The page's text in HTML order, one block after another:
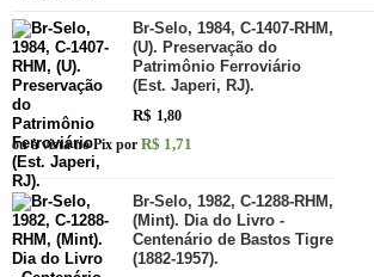
Br-Selo, 1984, C-1407-RHM,
(U). Preservação do
Patrimônio Ferroviário
(Est. Japeri, RJ).
R$ 1,80
ou à vista no Pix por R$ 1,71
Br-Selo, 1982, C-1288-RHM,
(Mint). Dia do Livro -
Centenário de Bastos Tigre
(1882-1957).